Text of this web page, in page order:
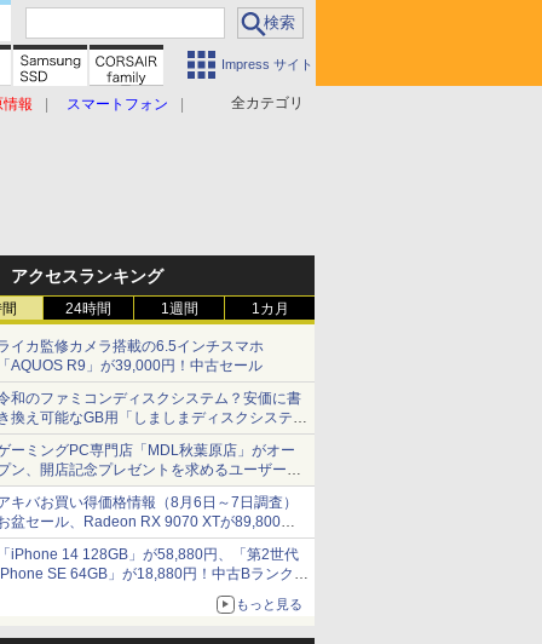
Impress サイト
全カテゴリ
情報 スマートフォン
アクセスランキング
24時間 1週間 1カ月
イカ監修カメラ搭載の6.5インチスマホ
AQUOS R9」が39,000円！中古セール
和のファミコンディスクシステム？安価に書
換え可能なGB用「しましまディスクシステ
」
ーミングPC専門店「MDL秋葉原店」がオー
ン、開店記念プレゼントを求めるユーザーが
し寄せ長蛇の列に
キバお買い得価格情報（8月6日～7日調査）
盆セール、Radeon RX 9070 XTが89,800
、水平周波数24.8kHz対応の17型モニターが
円、暑さ指数連動セール ほか
iPhone 14 128GB」が58,880円、「第2世代
SE 64GB」が18,880円！中古Bランク品
もっと見る